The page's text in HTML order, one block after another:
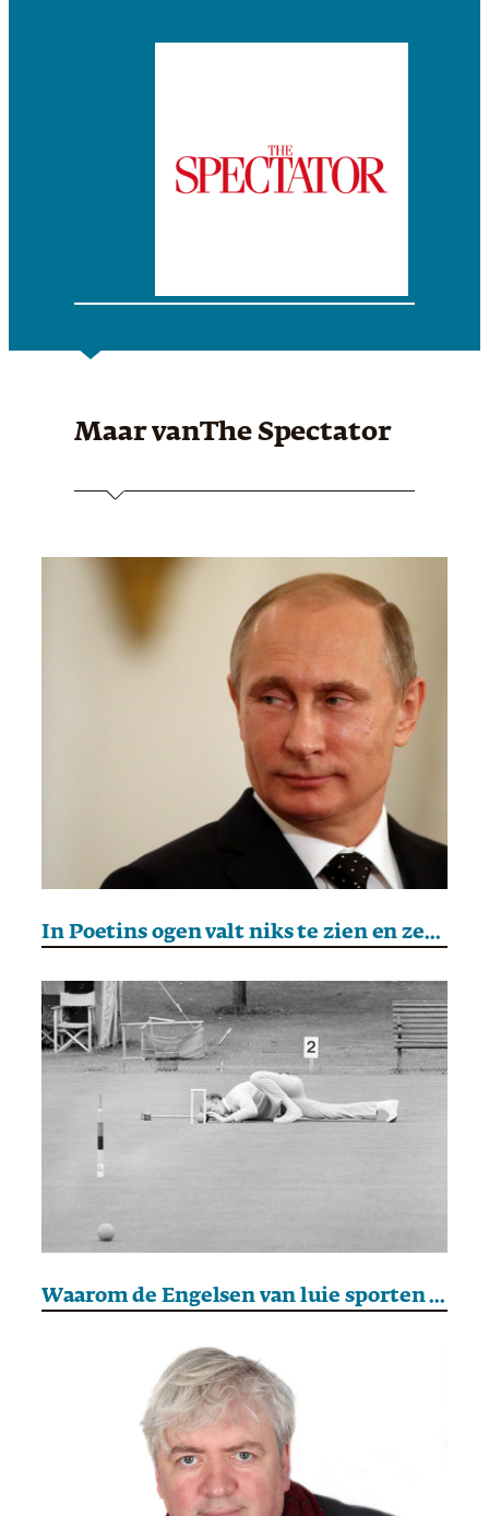
Maar vanThe Spectator
In Poetins ogen valt niks te zien en zeker geen vrede
Waarom de Engelsen van luie sporten houden